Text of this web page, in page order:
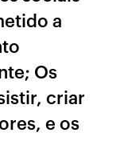
a
Os
criar
e os